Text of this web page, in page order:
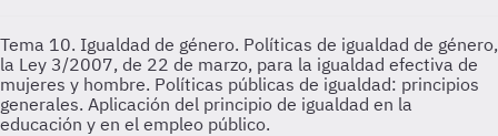
Tema 10. Igualdad de género. Políticas de igualdad de género,
la Ley 3/2007, de 22 de marzo, para la igualdad efectiva de
mujeres y hombre. Políticas públicas de igualdad: principios
generales. Aplicación del principio de igualdad en la
educación y en el empleo público.